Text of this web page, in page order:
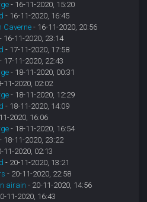
- 16-11-2020, 15:20
- 16-11-2020, 16:45
Caverne- 16-11-2020, 20:56
- 16-11-2020, 23:14
- 17-11-2020, 17:58
- 17-11-2020, 22:43
- 18-11-2020, 00:31
11-2020, 02:02
- 18-11-2020, 12:29
- 18-11-2020, 14:09
2020, 16:06
- 18-11-2020, 16:54
- 18-11-2020, 23:22
11-2020, 02:13
- 20-11-2020, 13:21
- 20-11-2020, 22:58
airain - 20-11-2020, 14:56
11-2020, 16:43